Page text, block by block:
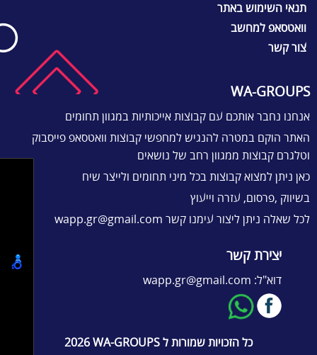
תנאי השימוש באתר
וואטסאפ למחשב
צור קשר
WA-GROUPS
אנחנו נחבר אותכם עם קבוצות אייכותיות במגוון תחומים
האתר הוקם במטרה להנגיש למחפשי קבוצות וואטסאפ פייסבוק
וטלגרם קבוצות ממגוון רחב של נושאים
כאן ניתן למצוא קבוצות בכל מיני תחומים ולייצר שיח
בשיווק ,פרסום, עזרה וייעוץ
לכל שאלה ניתן ליצור עימנו קשר wapp.gr@gmail.com
יצירת קשר
דוא"ל: wapp.gr@gmail.com
כל הזכויות שמורות ל WA-GROUPS
2026